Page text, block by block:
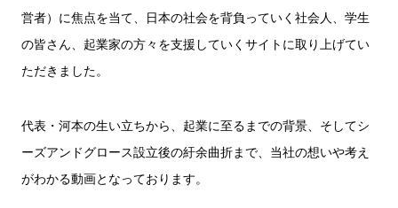
営者）に焦点を当て、日本の社会を背負っていく社会人、学生
の皆さん、起業家の方々を支援していくサイトに取り上げてい
ただきました。
代表・河本の生い立ちから、起業に至るまでの背景、そしてシ
ーズアンドグロース設立後の紆余曲折まで、当社の想いや考え
がわかる動画となっております。